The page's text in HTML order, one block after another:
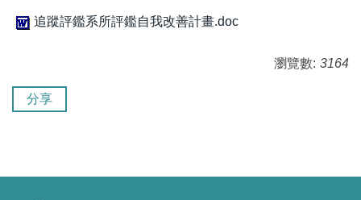
追蹤評鑑系所評鑑自我改善計畫.doc
瀏覽數: 3164
分享